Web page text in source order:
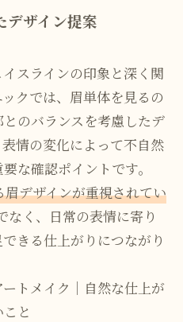
デザイン提案
スラインの印象と深く関
クでは、眉単体を見るの
のバランスを考慮したデ
情の変化によって不自然
な確認ポイントです。
デザインが重視されてい
なく、日常の表情に寄り
きる仕上がりにつながり
トメイク｜自然な仕上が
と